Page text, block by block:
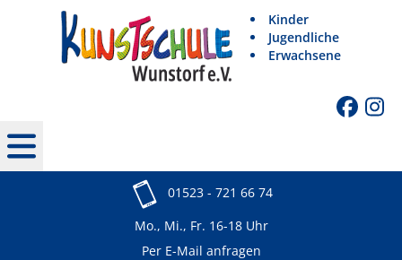
Kinder
Jugendliche
Erwachsene
01523 - 721 66 74
Mo., Mi., Fr. 16-18 Uhr
Per E-Mail anfragen